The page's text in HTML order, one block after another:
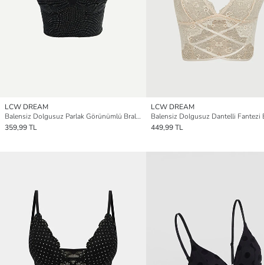
LCW DREAM
Balensiz Dolgusuz Parlak Görünümlü Bralet
359,99 TL
LCW DREAM
Balensiz Dolgusuz Dantelli Fantezi
449,99 TL